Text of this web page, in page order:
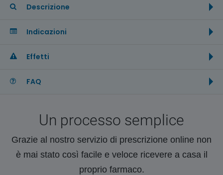
Descrizione
Indicazioni
Effetti
FAQ
Un processo semplice
Grazie al nostro servizio di prescrizione online non
è mai stato così facile e veloce ricevere a casa il
proprio farmaco.